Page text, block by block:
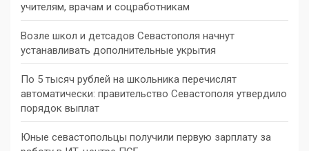
учителям, врачам и соцработникам
Возле школ и детсадов Севастополя начнут
устанавливать дополнительные укрытия
По 5 тысяч рублей на школьника перечислят
автоматически: правительство Севастополя утвердило
порядок выплат
Юные севастопольцы получили первую зарплату за